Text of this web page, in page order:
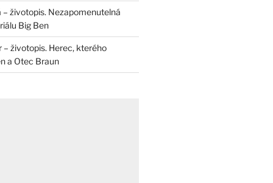
– životopis. Nezapomenutelná
Big Ben
– životopis. Herec, kterého
a Otec Braun